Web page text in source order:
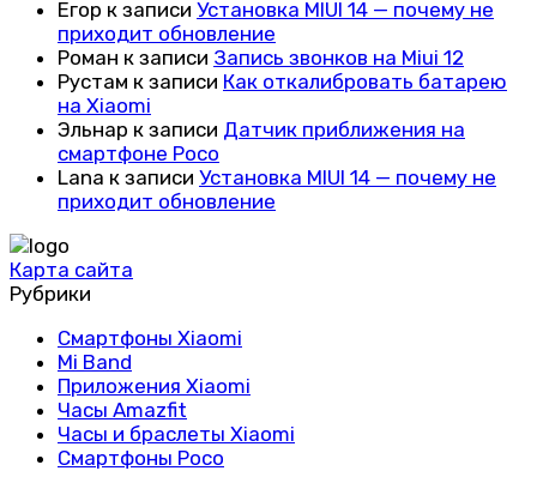
Егор к записи Установка MIUI 14 — почему не
приходит обновление
Роман к записи Запись звонков на Miui 12
Рустам к записи Как откалибровать батарею
на Xiaomi
Эльнар к записи Датчик приближения на
смартфоне Poco
Lana к записи Установка MIUI 14 — почему не
приходит обновление
Карта сайта
Рубрики
Смартфоны Xiaomi
Mi Band
Приложения Xiaomi
Часы Amazfit
Часы и браслеты Xiaomi
Смартфоны Poco